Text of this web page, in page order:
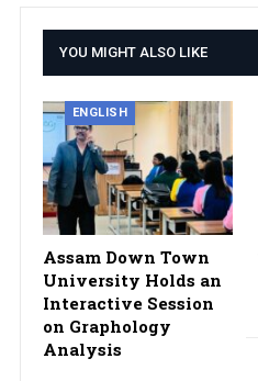
YOU MIGHT ALSO LIKE
ENGLISH
Assam Down Town
University Holds an
Interactive Session
on Graphology
Analysis